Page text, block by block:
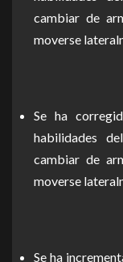
cambiar de
moverse
Se ha
habilidades
cambiar de
moverse
Se ha